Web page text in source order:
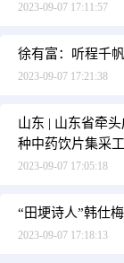
2023-09-07 17:11:57
徐有富：听程千
2023-09-07 17:21:38
山东 | 山东省牵
种中药饮片集采
2023-09-07 17:05:18
“田埂诗人”韩仕
2023-09-07 17:18:13